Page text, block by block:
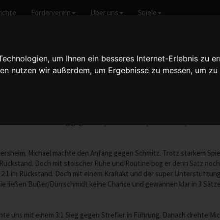
um Ihnen ein besseres Internet-Erlebnis zu
nutzen wir außerdem, um Ergebnisse zu messen, um
Förderverein Über uns Spiele
Michael machte den Anfang gegen Schmitz. Trotz starkem
Doch mit stoischer Ruhe und Routine bog er denn Satz
im Rückstand. Doch mit einem Kraftakt und der super
ließen Bußer/Dürrschmidt keine Chance und gewannen klar in 3
uns mit einem 3:1 Sieg gegen Strefler in Führung. Danach drehte